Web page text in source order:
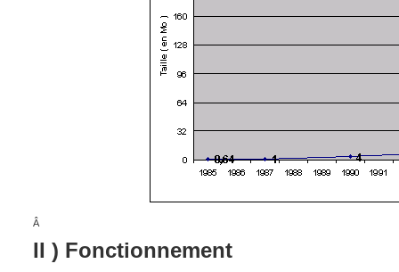
Â
II ) Fonctionnement